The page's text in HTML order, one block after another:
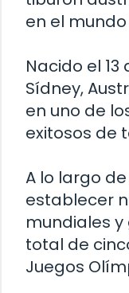
en el
Nacido el 13
Sídney,
en uno de
exitosos de
A lo largo
establecer
mundiales
total de
Juegos